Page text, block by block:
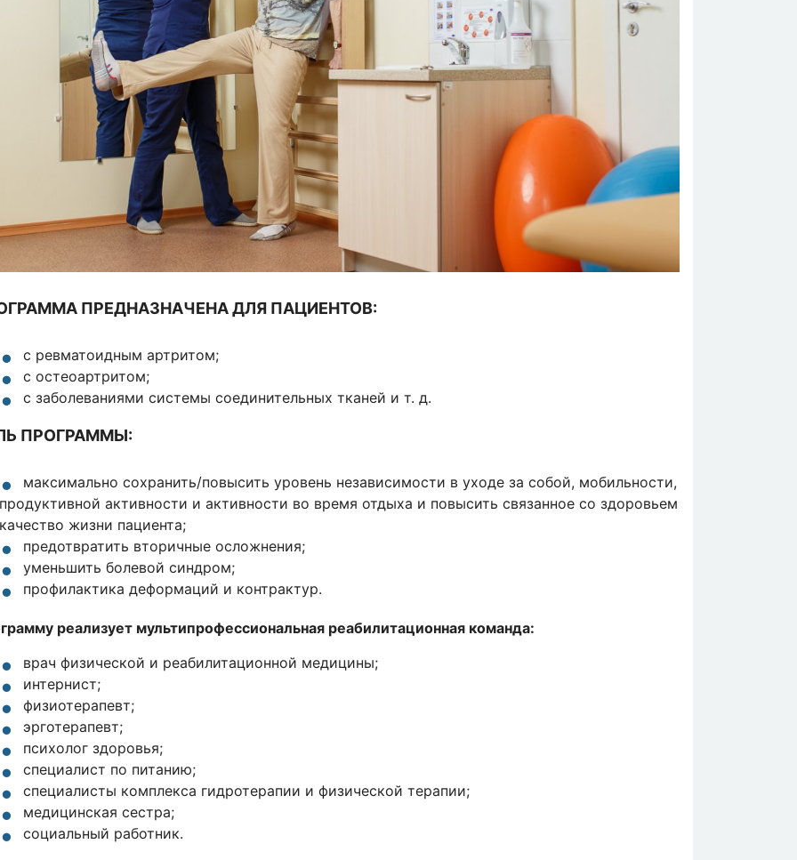
ПРЕДНАЗНАЧЕНА ДЛЯ ПАЦИЕНТОВ:
с ревматоидным артритом;
с остеоартритом;
с заболеваниями системы соединительных тканей и т. д.
ПРОГРАММЫ:
максимально сохранить/повысить уровень независимости в уходе за собой, мобильности,
продуктивной активности и активности во время отдыха и повысить связанное со здоровьем
качество жизни пациента;
предотвратить вторичные осложнения;
уменьшить болевой синдром;
профилактика деформаций и контрактур.
реализует мультипрофессиональная реабилитационная команда:
врач физической и реабилитационной медицины;
интернист;
физиотерапевт;
эрготерапевт;
психолог здоровья;
специалист по питанию;
специалисты комплекса гидротерапии и физической терапии;
медицинская сестра;
социальный работник.